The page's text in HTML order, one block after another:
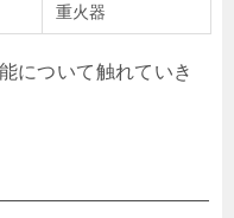
重火器
について触れていき